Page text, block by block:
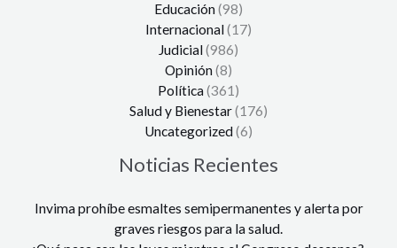
Educación(98)
Internacional(17)
Judicial(986)
Opinión(8)
Política(361)
Salud y Bienestar(176)
Uncategorized(6)
Noticias Recientes
Invima prohíbe esmaltes semipermanentes y alerta por
graves riesgos para la salud.